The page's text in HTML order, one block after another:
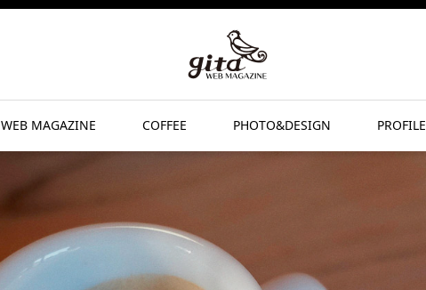
WEB MAGAZINE COFFEE PHOTO&DESIGN PROFILE